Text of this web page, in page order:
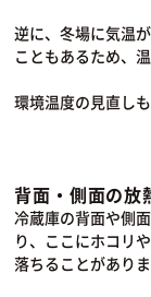
逆に、冬場に気温
こともあるため、
環境温度の見直し
背面・側面の放
冷蔵庫の背面や側
り、ここにホコリ
落ちることがありま